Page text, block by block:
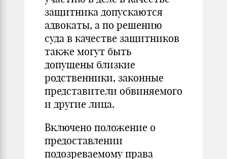
защитника допускаются
адвокаты, а по решению
суда в качестве защитников
также могут быть
допущены близкие
родственники, законные
представители обвиняемого
и другие лица.
Включено положение о
предоставлении
подозреваемому права